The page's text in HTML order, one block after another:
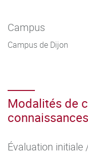
Campus
Campus de Dijon
Modalités de
connaissances
Évaluation initiale